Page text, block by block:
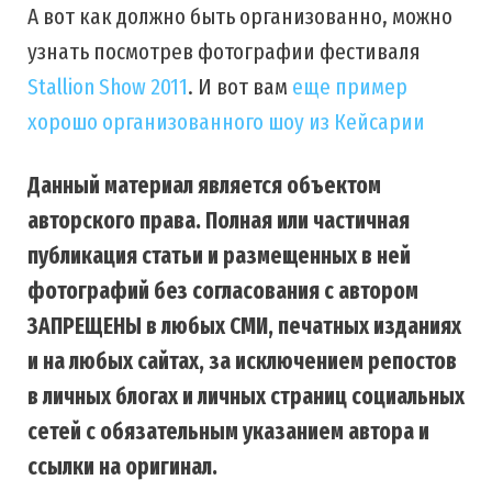
А вот как должно быть организованно, можно
узнать посмотрев фотографии фестиваля
Stallion Show 2011. И вот вам еще пример
хорошо организованного шоу из Кейсарии
Данный материал является объектом
авторского права. Полная или частичная
публикация статьи и размещенных в ней
фотографий без согласования с автором
ЗАПРЕЩЕНЫ в любых СМИ, печатных изданиях
и на любых сайтах, за исключением репостов
в личных блогах и личных страниц социальных
сетей с обязательным указанием автора и
ссылки на оригинал.